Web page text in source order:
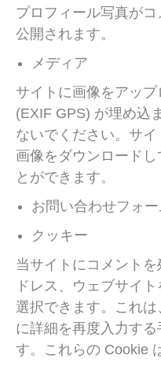
プロフィール写真が
公開されます。
メディア
サイトに画像をアッ
(EXIF GPS) が埋め込
ないでください。サ
画像をダウンロード
とができます。
お問い合わせフォー
クッキー
当サイトにコメント
ドレス、ウェブサイ
選択できます。これ
に詳細を再度入力す
す。これらの Cookie